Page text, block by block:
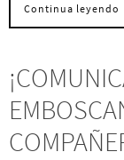
Continua leyendo